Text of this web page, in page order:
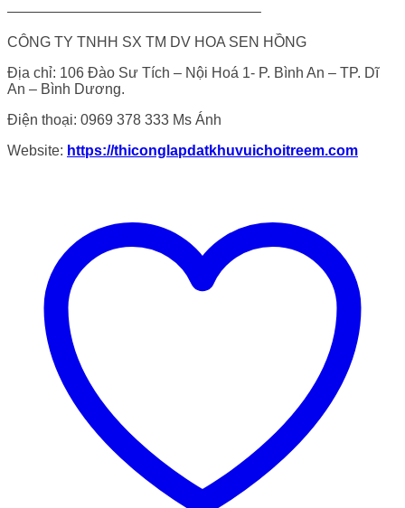
—————————————————–
CÔNG TY TNHH SX TM DV HOA SEN HỒNG
Địa chỉ: 106 Đào Sư Tích – Nội Hoá 1- P. Bình An – TP. Dĩ
An – Bình Dương.
Điện thoại: 0969 378 333 Ms Ánh
Website: https://thiconglapdatkhuvuichoitreem.com